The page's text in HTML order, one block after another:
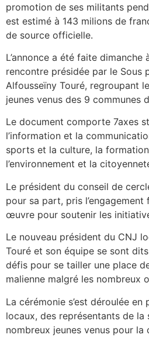
promotion de ses militants
est estimé à 143 milions de
de source officielle.
L’annonce a été faite dimanche
rencontre présidée par le Sous
Alfousseïny Touré, regroupant
jeunes venus des 9 communes
Le document comporte 7axes
l’information et la
sports et la culture, la
l’environnement et la
Le président du conseil de
pour sa part, pris
œuvre pour soutenir les
Le nouveau président du CNJ
Touré et son équipe se sont
défis pour se tailler une place
malienne malgré les nombreux
La cérémonie s’est déroulée en
locaux, des représentants de
nombreux jeunes venus pour la